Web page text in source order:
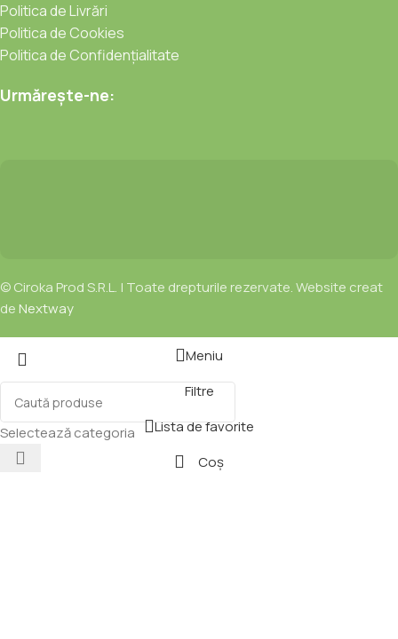
Politica de Livrări
Politica de Cookies
Politica de Confidențialitate
Urmărește-ne:
© Ciroka Prod S.R.L. | Toate drepturile rezervate. Website creat
de Nextway
Selectează categoria
Meniu
Filtre
Lista de favorite
Coș